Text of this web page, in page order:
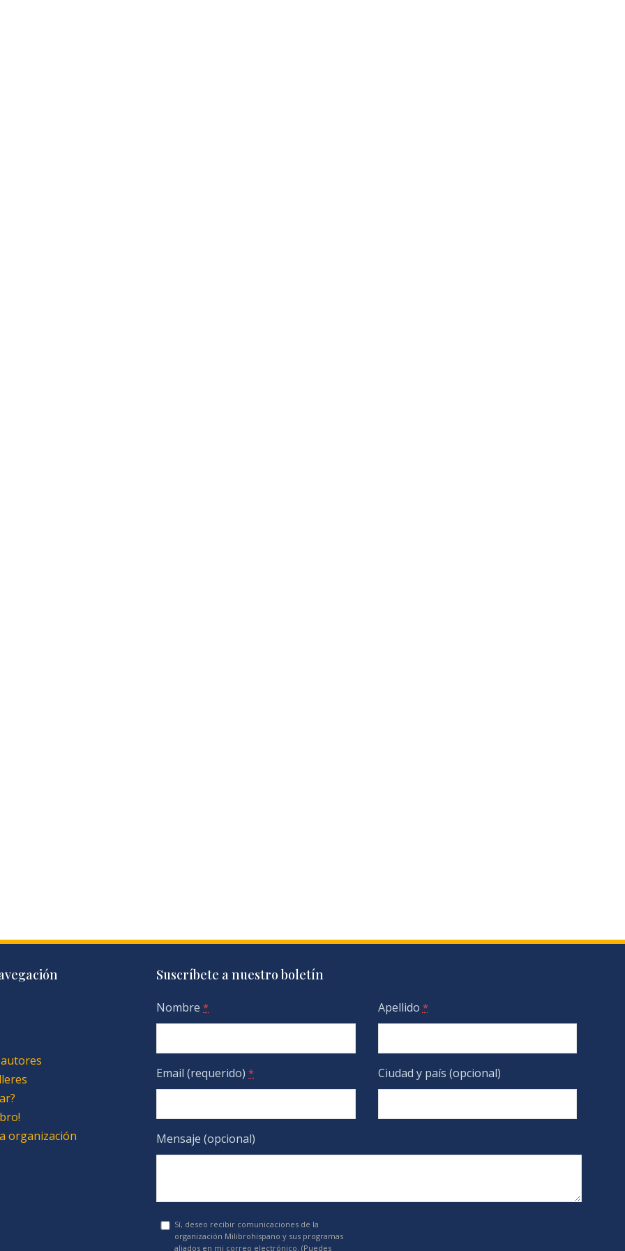
organización
Suscríbete a nuestro boletín
Nombre * Apellido *
Email (requerido) * Ciudad y país (opcional)
Mensaje (opcional)
Sí, deseo recibir comunicaciones de la
organización Milibrohispano y sus programas
aliados en mi correo electrónico. (Puedes